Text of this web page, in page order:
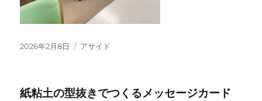
投
2026年2月8日
フ
ッ
アサイド
紙粘土の型抜きでつくるメッセージカード